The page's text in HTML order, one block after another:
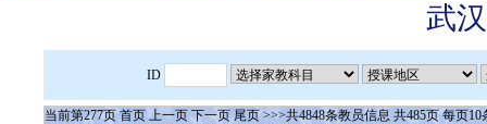
武
ID
当前第277页 首页 上一页 下一页 尾页 >>>共4848条教员信息 共485页 每页10